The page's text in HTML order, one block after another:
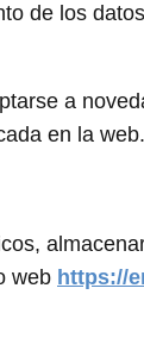
de los
a
en la web.
web https://